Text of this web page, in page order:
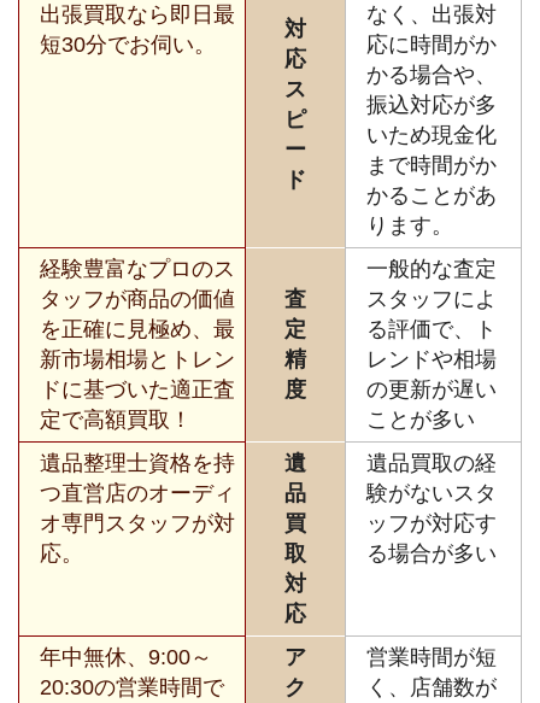
出張買取なら即日最
短30分でお伺い。
対
応
ス
ピ
ー
ド
なく、出張対
応に時間がか
かる場合や、
振込対応が多
いため現金化
まで時間がか
かることがあ
ります。
経験豊富なプロのス
タッフが商品の価値
を正確に見極め、最
新市場相場とトレン
ドに基づいた適正査
定で高額買取！
査
定
精
度
一般的な査定
スタッフによ
る評価で、ト
レンドや相場
の更新が遅い
ことが多い
遺品整理士資格を持
つ直営店のオーディ
オ専門スタッフが対
応。
遺
品
買
取
対
応
遺品買取の経
験がないスタ
ッフが対応す
る場合が多い
年中無休、9:00～
20:30の営業時間で
ア
ク
営業時間が短
く、店舗数が